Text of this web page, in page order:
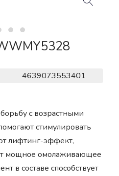
4639073553401
с возрастными
стимулировать
лифтинг-эффект,
мощное омолаживающее
в составе способствует